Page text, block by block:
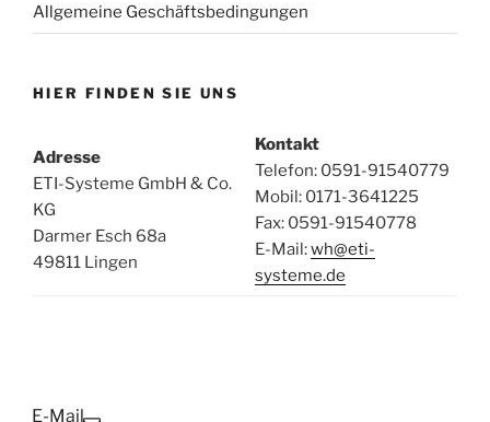
Allgemeine Geschäftsbedingungen
HIER FINDEN SIE UNS
Adresse
ETI-Systeme GmbH & Co.
KG
Darmer Esch 68a
49811 Lingen
Kontakt
Telefon: 0591-91540779
Mobil: 0171-3641225
Fax: 0591-91540778
E-Mail:wh@eti-
systeme.de
E-Mail